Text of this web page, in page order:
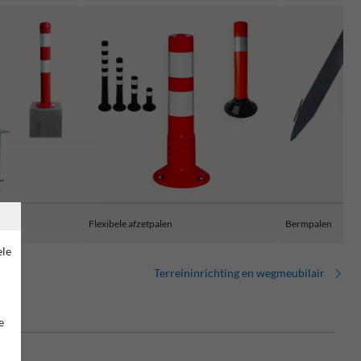
Flexibele afzetpalen Bermpalen
Terreininrichting en wegmeubilair